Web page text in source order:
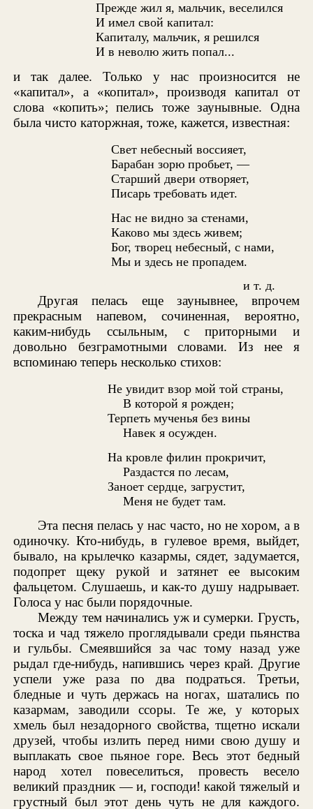
Прежде жил я, мальчик, веселился
И имел свой капитал:
Капиталу, мальчик, я решился
И в неволю жить попал...
и так далее. Только у нас произносится не
«капитал», а «копитал», производя капитал от
слова «копить»; пелись тоже заунывные. Одна
была чисто каторжная, тоже, кажется, известная:
Свет небесный воссияет,
Барабан зорю пробьет, —
Старший двери отворяет,
Писарь требовать идет.
Нас не видно за стенами,
Каково мы здесь живем;
Бог, творец небесный, с нами,
Мы и здесь не пропадем.
и т. д.
Другая пелась еще заунывнее, впрочем
прекрасным напевом, сочиненная, вероятно,
каким-нибудь ссыльным, с приторными и
довольно безграмотными словами. Из нее я
вспоминаю теперь несколько стихов:
Не увидит взор мой той страны,
В которой я рожден;
Терпеть мученья без вины
Навек я осужден.
На кровле филин прокричит,
Раздастся по лесам,
Заноет сердце, загрустит,
Меня не будет там.
Эта песня пелась у нас часто, но не хором, а в
одиночку. Кто-нибудь, в гулевое время, выйдет,
бывало, на крылечко казармы, сядет, задумается,
подопрет щеку рукой и затянет ее высоким
фальцетом. Слушаешь, и как-то душу надрывает.
Голоса у нас были порядочные.
Между тем начинались уж и сумерки. Грусть,
тоска и чад тяжело проглядывали среди пьянства
и гульбы. Смеявшийся за час тому назад уже
рыдал где-нибудь, напившись через край. Другие
успели уже раза по два подраться. Третьи,
бледные и чуть держась на ногах, шатались по
казармам, заводили ссоры. Те же, у которых
хмель был незадорного свойства, тщетно искали
друзей, чтобы излить перед ними свою душу и
выплакать свое пьяное горе. Весь этот бедный
народ хотел повеселиться, провесть весело
великий праздник — и, господи! какой тяжелый и
грустный был этот день чуть не для каждого.